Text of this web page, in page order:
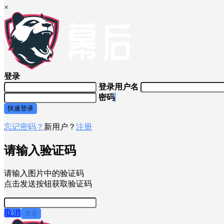
×
登录
登录用户名
密码
快速登录
忘记密码？ 新用户？ 注册
请输入验证码
请输入图片中的验证码
点击发送按钮获取验证码
取消 发送